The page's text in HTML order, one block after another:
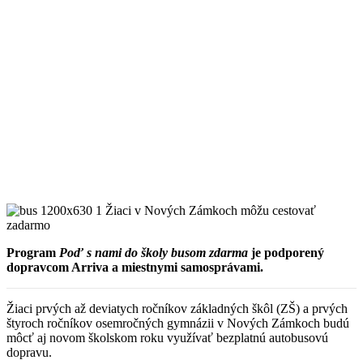
Program Poď s nami do školy busom zdarma je podporený
dopravcom Arriva a miestnymi samosprávami.
Žiaci prvých až deviatych ročníkov základných škôl (ZŠ) a prvých
štyroch ročníkov osemročných gymnázii v Nových Zámkoch budú
môcť aj novom školskom roku využívať bezplatnú autobusovú
dopravu.